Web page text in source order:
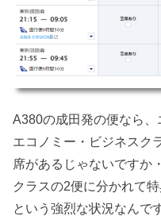
A380の成田発の便なら
エコノミー・ビジネスク
席があるじゃないですか
クラスの2便に分かれて
という強烈な状況なんで